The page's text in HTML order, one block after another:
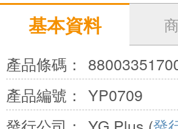
基本資料
產品條碼：
產品編號： YP0709